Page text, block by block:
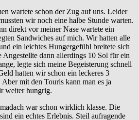
wartete schon der Zug auf uns. Leider
wir noch eine halbe Stunde warten.
direkt vor meiner Nase wartete ein
Sandwiches auf mich. Wir hatten alle
ein leichtes Hungergefühl breitete sich
Angestellte dann allerdings 10 Sol für ein
legte sich meine Begeisterung schnell
hatten wir schon ein leckeres 3
mit den Touris kann man es ja
weiter hungrig.
war schon wirklich klasse. Die
ein echtes Erlebnis. Steil aufragende